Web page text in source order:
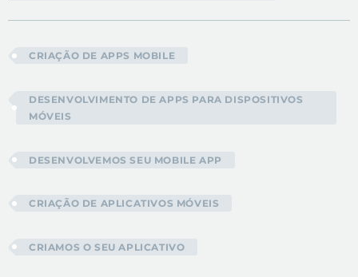
CRIAÇÃO DE APPS MOBILE
DESENVOLVIMENTO DE APPS PARA DISPOSITIVOS
MÓVEIS
DESENVOLVEMOS SEU MOBILE APP
CRIAÇÃO DE APLICATIVOS MÓVEIS
CRIAMOS O SEU APLICATIVO